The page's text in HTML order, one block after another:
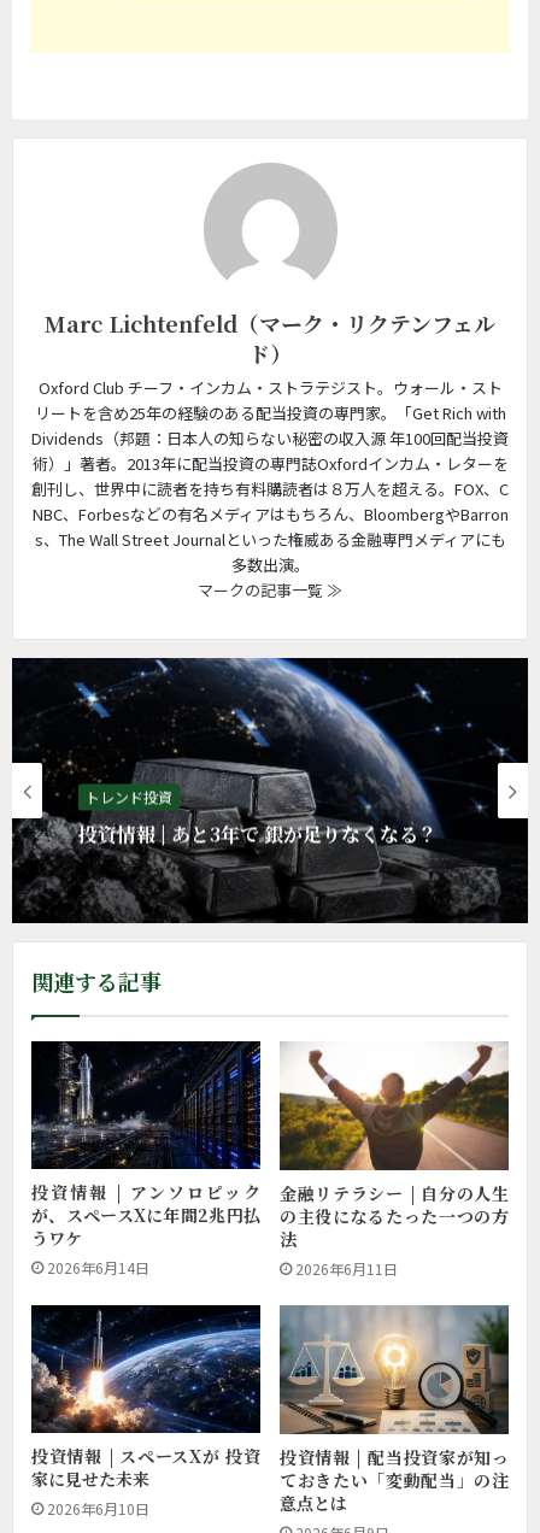
Marc Lichtenfeld（マーク・リクテンフェル
ド）
Oxford Club チーフ・インカム・ストラテジスト。ウォール・スト
リートを含め25年の経験のある配当投資の専門家。「Get Rich with
Dividends（邦題：日本人の知らない秘密の収入源 年100回配当投資
術）」著者。2013年に配当投資の専門誌Oxfordインカム・レターを
創刊し、世界中に読者を持ち有料購読者は８万人を超える。FOX、C
NBC、Forbesなどの有名メディアはもちろん、BloombergやBarron
s、The Wall Street Journalといった権威ある金融専門メディアにも
多数出演。
マークの記事一覧 ≫
トレンド投資
投資情報 | あと3年で 銀が足りなくなる？
投資情報
投資情報 | 個別株と投資信託はどちらが優れ
ているのか？
関連する記事
投資情報 | アンソロピック
が、スペースXに年間2兆円払
うワケ
2026年6月14日
金融リテラシー | 自分の人生
の主役になるたった一つの方
法
2026年6月11日
投資情報 | スペースXが 投資
家に見せた未来
2026年6月10日
投資情報 | 配当投資家が知っ
ておきたい「変動配当」の注
意点とは